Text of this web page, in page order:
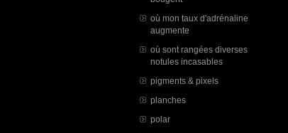
où mon taux d'adrénaline
augmente
où sont rangées diverses
notules incasables
pigments & pixels
planches
polar